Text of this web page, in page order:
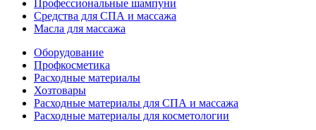
Профессиональные шампуни
Средства для СПА и массажа
Масла для массажа
Оборудование
Профкосметика
Расходные материалы
Хозтовары
Расходные материалы для СПА и массажа
Расходные материалы для косметологии